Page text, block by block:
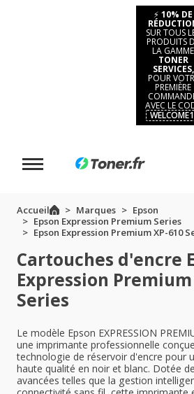
⚡ 10% DE
SUR TOUS
PRODUITS
LA GAMME
TONER
SERVICES,
POUR
PREMIÈRE
AVEC LE
Accueil Marques
Epson
Epson Expression Premium Series
Epson Expression Premium XP-610
Cartouches d'encre
Expression Premium
Series
Le modèle Epson EXPRESSION
une imprimante professionnelle
technologie de réservoir d'encre pour
haute qualité en noir et blanc. Dotée
avancées telles que la gestion